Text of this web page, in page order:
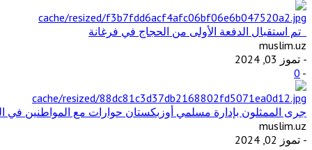
تم استقبال الدفعة الأولى من الحجاج في فرغانة
muslim.uz
- تموز 03, 2024
-
0
جرى الممثلون بإدارة مسلمي أوزبكستان حوارات مع المواطنين في
muslim.uz
- تموز 02, 2024